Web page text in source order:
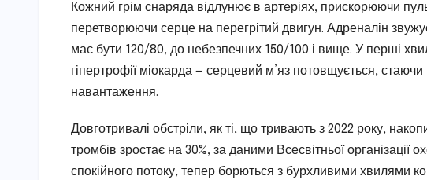
Кожний грім снаряда відлунює в артеріях, прискорюючи
перетворюючи серце на перегрітий двигун. Адреналін
має бути 120/80, до небезпечних 150/100 і вище. У перші
гіпертрофії міокарда — серцевий м’яз потовщується,
навантаження.
Довготривалі обстріли, як ті, що тривають з 2022 року,
тромбів зростає на 30%, за даними Всесвітньої організації
спокійного потоку, тепер борються з бурхливими хвилями